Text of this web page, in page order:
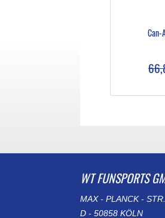
Can-
WT FUNSPORTS
MAX - PLANCK -
D - 50858 KÖLN